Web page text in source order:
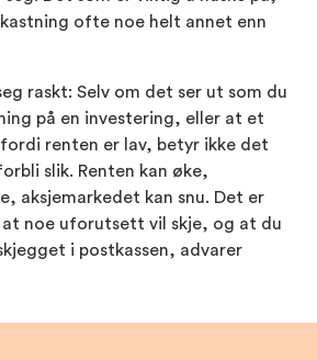
ofte noe helt annet enn
raskt: Selv om det ser ut som du
på en investering, eller at et
renten er lav, betyr ikke det
slik. Renten kan øke,
aksjemarkedet kan snu. Det er
noe uforutsett vil skje, og at du
i postkassen, advarer